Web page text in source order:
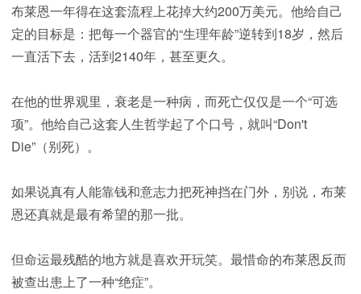
布莱恩一年得在这套流程上花掉大约200万美元。他给自己
定的目标是：把每一个器官的“生理年龄”逆转到18岁，然后
一直活下去，活到2140年，甚至更久。
在他的世界观里，衰老是一种病，而死亡仅仅是一个“可选
项”。他给自己这套人生哲学起了个口号，就叫“Don't
Die”（别死）。
如果说真有人能靠钱和意志力把死神挡在门外，别说，布莱
恩还真就是最有希望的那一批。
但命运最残酷的地方就是喜欢开玩笑。最惜命的布莱恩反而
被查出患上了一种“绝症”。